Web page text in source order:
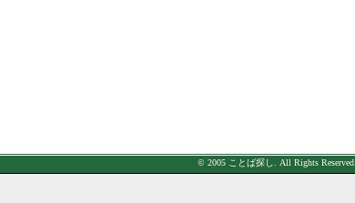
© 2005 ことば探し. All Rights Reserved.